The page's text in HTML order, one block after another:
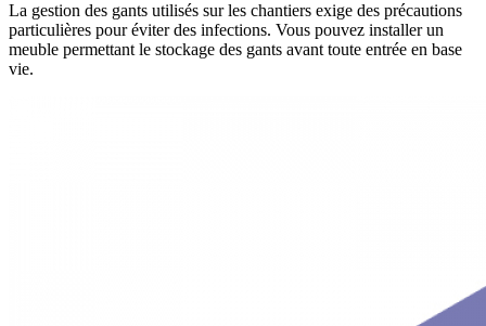
La gestion des gants utilisés sur les chantiers exige des précautions
particulières pour éviter des infections. Vous pouvez installer un
meuble permettant le stockage des gants avant toute entrée en base
vie.